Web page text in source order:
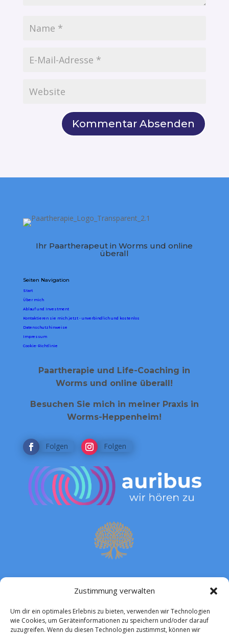
Zustimmung verwalten
Um dir ein optimales Erlebnis zu bieten, verwenden wir Technologien
wie Cookies, um Geräteinformationen zu speichern und/oder darauf
zuzugreifen. Wenn du diesen Technologien zustimmst, können wir
Kommentar Absenden
Ihr Paartherapeut in Worms und online
überall
Seiten Navigation
Start
Über mich
Ablauf und Investment
Kontaktieren sie mich jetzt - unverbindlich und kostenlos
Datenschutzhinweise
Impressum
Cookie-Richtlinie
Paartherapie und Life-Coaching in
Worms und online überall!
Besuchen Sie mich in meiner Praxis in
Worms-Heppenheim!
Folgen Folgen